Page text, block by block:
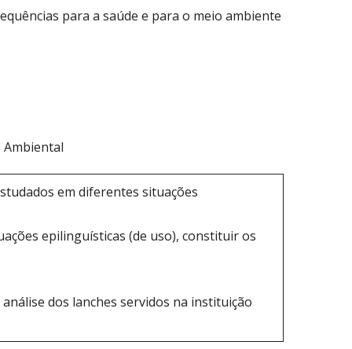
para a saúde e para o meio ambiente
Ambiental
em diferentes situações
epilinguísticas (de uso), constituir os
dos lanches servidos na instituição